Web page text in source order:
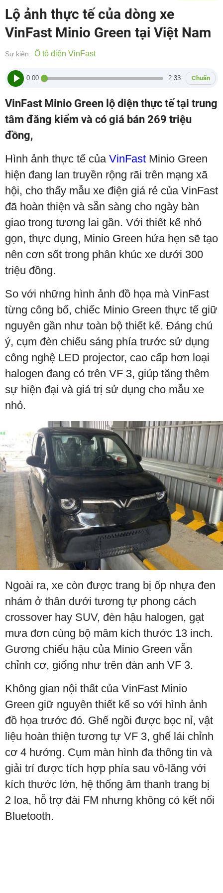
Lộ ảnh thực tế của dòng xe
VinFast Minio Green tại Việt Nam
Sự kiện: Ô tô điện VinFast
0:00 2:33 Chuẩn
VinFast Minio Green lộ diện thực tế tại trung
tâm đăng kiểm và có giá bán 269 triệu
đồng,
Hình ảnh thực tế của VinFast Minio Green
hiện đang lan truyền rộng rãi trên mạng xã
hội, cho thấy mẫu xe điện giá rẻ của VinFast
đã hoàn thiện và sẵn sàng cho ngày bàn
giao trong tương lai gần. Với thiết kế nhỏ
gọn, thực dụng, Minio Green hứa hẹn sẽ tạo
nên cơn sốt trong phân khúc xe dưới 300
triệu đồng.
So với những hình ảnh đồ họa mà VinFast
từng công bố, chiếc Minio Green thực tế giữ
nguyên gần như toàn bộ thiết kế. Đáng chú
ý, cụm đèn chiếu sáng phía trước sử dụng
công nghệ LED projector, cao cấp hơn loại
halogen đang có trên VF 3, giúp tăng thêm
sự hiện đại và giá trị sử dụng cho mẫu xe
nhỏ.
Ngoài ra, xe còn được trang bị ốp nhựa đen
nhám ở thân dưới tương tự phong cách
crossover hay SUV, đèn hậu halogen, gạt
mưa đơn cùng bộ mâm kích thước 13 inch.
Gương chiếu hậu của Minio Green vẫn
chỉnh cơ, giống như trên đàn anh VF 3.
Không gian nội thất của VinFast Minio
Green giữ nguyên thiết kế so với hình ảnh
đồ họa trước đó. Ghế ngồi được bọc nỉ, vật
liệu hoàn thiện tương tự VF 3, ghế lái chỉnh
cơ 4 hướng. Cụm màn hình đa thông tin và
giải trí được tích hợp phía sau vô-lăng với
kích thước lớn, hệ thống âm thanh trang bị
2 loa, hỗ trợ đài FM nhưng không có kết nối
Bluetooth.